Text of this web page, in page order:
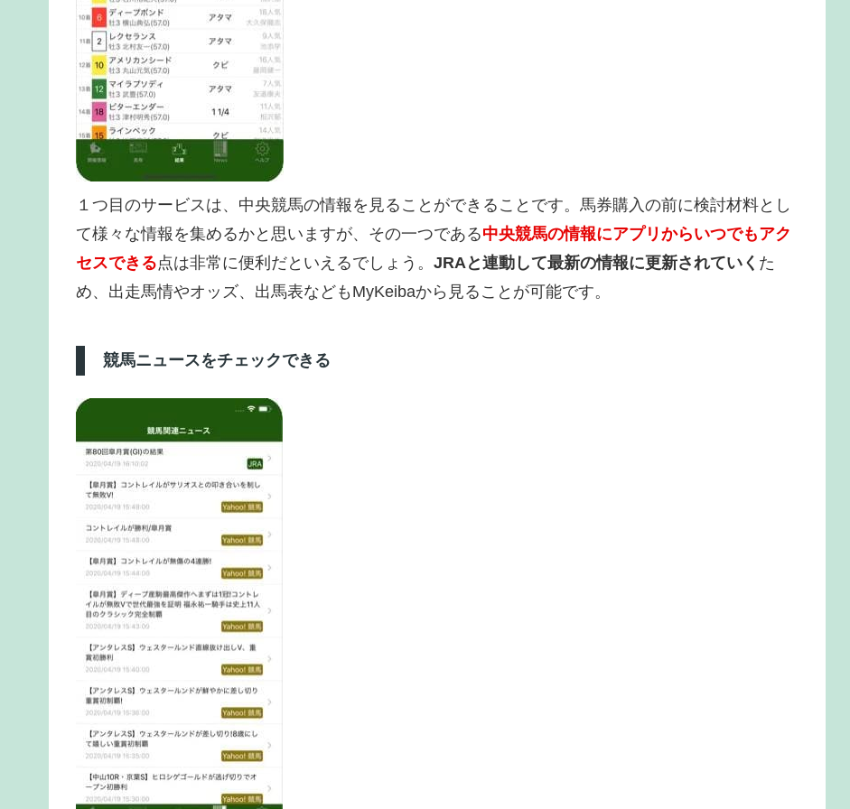
１つ目のサービスは、中央競馬の情報を見ることができることです。馬券購入の前に検討材料とし
て様々な情報を集めるかと思いますが、その一つである中央競馬の情報にアプリからいつでもアク
セスできる点は非常に便利だといえるでしょう。 JRAと連動して最新の情報に更新されていく た
め、出走馬情やオッズ、出馬表などもMyKeibaから見ることが可能です。
競馬ニュースをチェックできる